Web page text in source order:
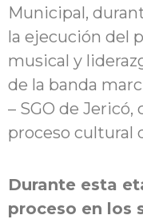
Municipal,
la ejecución del
musical y
de la banda
– SGO de
proceso cultural
Durante esta
proceso en los